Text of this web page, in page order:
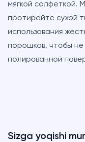
мягкой салфеткой.
протирайте сухой
использования
порошков, чтобы не
полированной
Sizga yoqishi